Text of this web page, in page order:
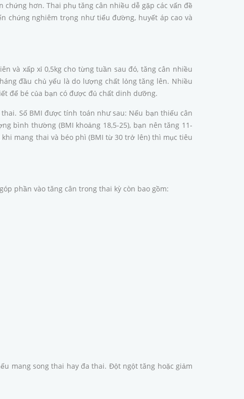
hơn. Thai phụ tăng cân nhiều dễ gặp các vấn đề
chứng nghiêm trọng như tiểu đường, huyết áp cao và
và xấp xỉ 0,5kg cho từng tuần sau đó, tăng cân nhiều
đầu chủ yếu là do lượng chất lỏng tăng lên. Nhiều
để bé của bạn có được đủ chất dinh dưỡng.
Số BMI được tính toán như sau: Nếu bạn thiếu cân
bình thường (BMI khoảng 18,5-25), bạn nên tăng 11-
mang thai và béo phì (BMI từ 30 trở lên) thì mục tiêu
phần vào tăng cân trong thai kỳ còn bao gồm:
mang song thai hay đa thai. Đột ngột tăng hoặc giảm